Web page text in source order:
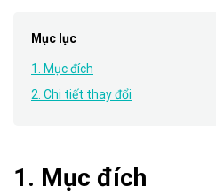
Mục lục
1. Mục đích
2. Chi tiết thay đổi
1. Mục đích